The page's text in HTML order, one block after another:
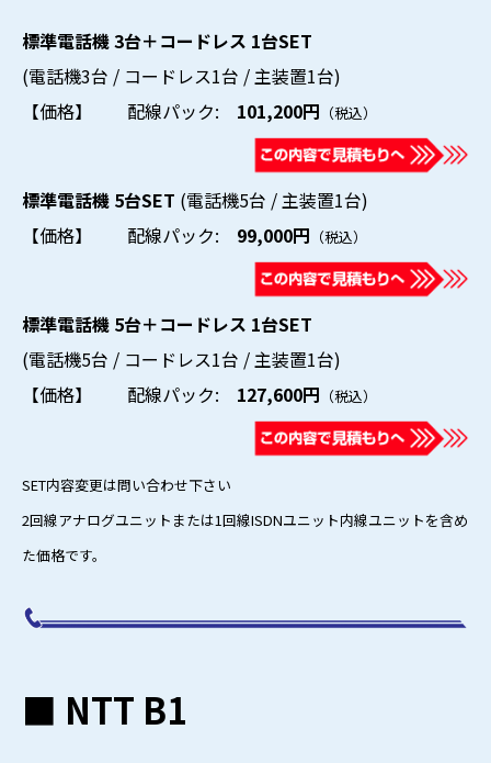
標準電話機 3台＋コードレス 1台SET
(電話機3台 / コードレス1台 / 主装置1台)
【価格】 配線パック: 101,200円 （税込）
標準電話機 5台SET (電話機5台 / 主装置1台)
【価格】 配線パック: 99,000円 （税込）
標準電話機 5台＋コードレス 1台SET
(電話機5台 / コードレス1台 / 主装置1台)
【価格】 配線パック: 127,600円 （税込）
SET内容変更は問い合わせ下さい
2回線アナログユニットまたは1回線ISDNユニット内線ユニットを含め
た価格です。
■ NTT B1